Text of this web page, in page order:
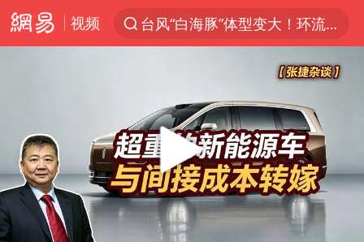
视频
台风“白海豚”体型变大！环流面积接近13个浙江那么大
汪峰阻止14岁女儿买大牌
官方通报教师招聘笔试前13名被淘汰
00:00 04:49